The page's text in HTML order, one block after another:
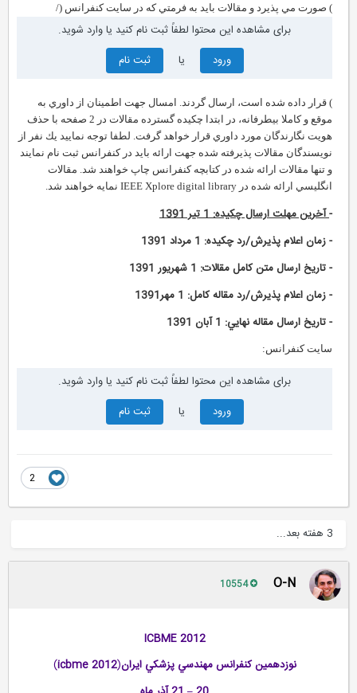
) صورت مي پذيرد و مقالات بايد به فرمتي كه در سايت كنفرانس (/
برای مشاهده این محتوا لطفاً ثبت نام کنید یا وارد شوید.
ورود
ثبت نام
) قرار داده شده است، ارسال گردند. امسال جهت اطمينان از داوري به
موقع و كاملا بيطرفانه، در ابتدا چكيده گسترده مقالات در 2 صفحه با حذف
هويت نگارندگان مورد داوري قرار خواهد گرفت. لطفا توجه نماييد يك نفر از
نويسندگان مقالات پذيرفته شده جهت ارائه بايد در كنفرانس ثبت نام نمايند
و تنها مقالات ارائه شده در كتابچه كنفرانس چاپ خواهند شد. مقالات
انگليسي ارائه شده در IEEE Xplore digital library نمايه خواهند شد.
آخرين مهلت ارسال چكيده: 1 تير 1391
- زمان اعلام پذيرش/رد چكيده: 1 مرداد 1391
- تاريخ ارسال متن كامل مقالات: 1 شهريور 1391
- زمان اعلام پذيرش/رد مقاله كامل: 1 مهر1391
- تاريخ ارسال مقاله نهايي: 1 آبان 1391
سایت کنفرانس:
برای مشاهده این محتوا لطفاً ثبت نام کنید یا وارد شوید.
ورود
ثبت نام
O-N
ICBME 2012
نوزدهمين كنفرانس مهندسي پزشكي ايران(
icbme 2012
)